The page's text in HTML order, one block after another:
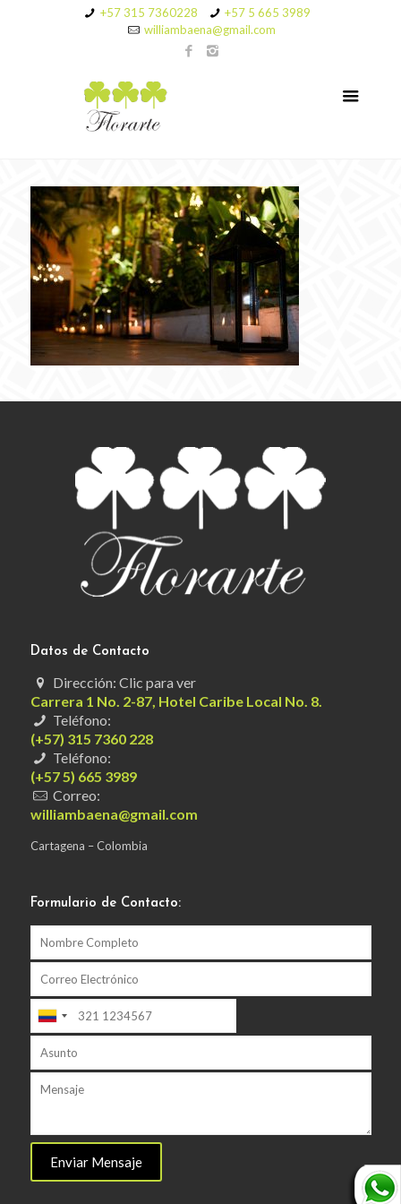
+57 315 7360228
+57 5 665 3989
williambaena@gmail.com
Datos de Contacto
Dirección: Clic para ver
Carrera 1 No. 2-87, Hotel Caribe Local No. 8.
Teléfono:
(+57) 315 7360 228
Teléfono:
(+57 5) 665 3989
Correo:
williambaena@gmail.com
Cartagena – Colombia
Formulario de Contacto: